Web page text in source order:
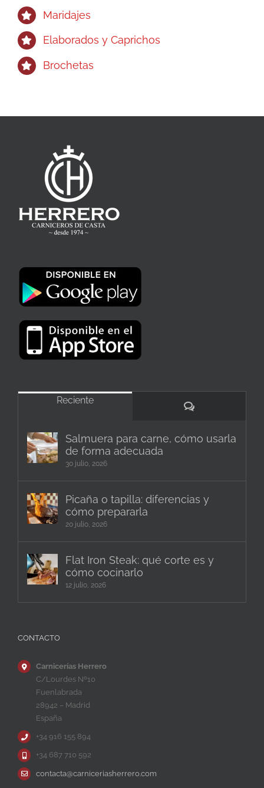
Maridajes
Elaborados y Caprichos
Brochetas
Reciente
Comentarios
Salmuera para carne, cómo usarla
de forma adecuada
30 julio, 2026
Picaña o tapilla: diferencias y
cómo prepararla
20 julio, 2026
Flat Iron Steak: qué corte es y
cómo cocinarlo
12 julio, 2026
CONTACTO
Carnicerías Herrero
C/Lourdes Nº10
Fuenlabrada
28942 – Madrid
España
+34 916 155 894
+34 687 710 592
contacta@carniceriasherrero.com